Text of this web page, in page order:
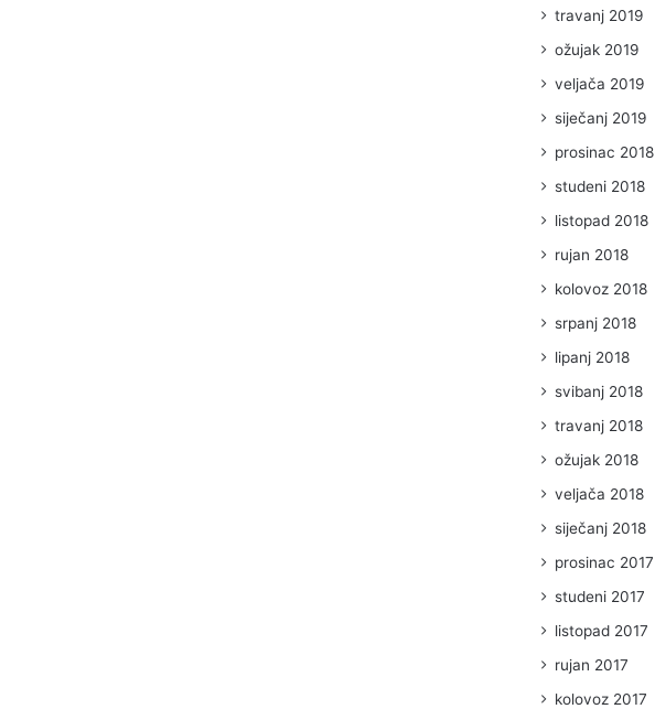
travanj 2019
ožujak 2019
veljača 2019
siječanj 2019
prosinac 2018
studeni 2018
listopad 2018
rujan 2018
kolovoz 2018
srpanj 2018
lipanj 2018
svibanj 2018
travanj 2018
ožujak 2018
veljača 2018
siječanj 2018
prosinac 2017
studeni 2017
listopad 2017
rujan 2017
kolovoz 2017